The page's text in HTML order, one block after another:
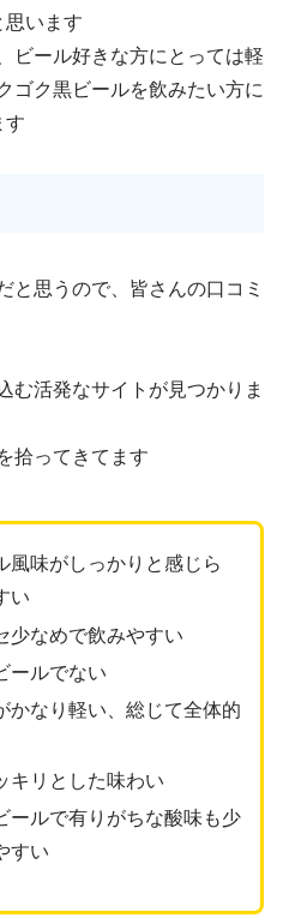
思います
ビール好きな方にとっては軽
ゴク黒ビールを飲みたい方に
す
と思うので、皆さんの口コミ
む活発なサイトが見つかりま
拾ってきてます
風味がしっかりと感じら
い
少なめで飲みやすい
ールでない
かなり軽い、総じて全体的
キリとした味わい
ールで有りがちな酸味も少
すい